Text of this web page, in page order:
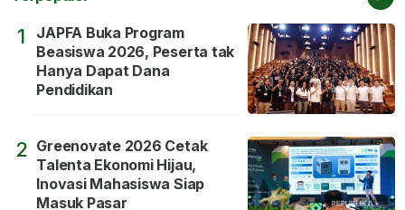
1
JAPFA Buka Program
Beasiswa 2026, Peserta tak
Hanya Dapat Dana
Pendidikan
2 Greenovate 2026 Cetak
Talenta Ekonomi Hijau,
Inovasi Mahasiswa Siap
Masuk Pasar